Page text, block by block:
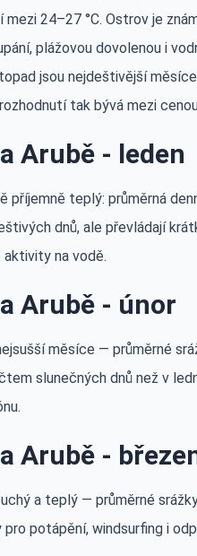
mezi 24–27 °C. Ostrov je
plážovou dovolenou i
jsou nejdeštivější
tak bývá mezi
Arubě - leden
příjemně teplý: průměrná
dnů, ale převládají
na vodě.
Arubě - únor
měsíce — průměrné
slunečných dnů než v
Arubě -
a teplý — průměrné
potápění, windsurfing i